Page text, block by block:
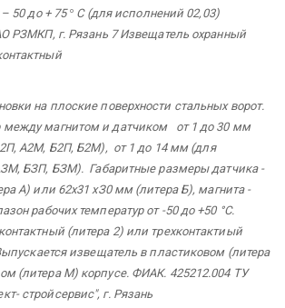
50 до + 75° С (для исполнений 02,03)
РЗМКП, г. Рязань 7 Извещатель охранный
на плоские поверхности стальных ворот.
магнитом и датчиком от 1 до 30 мм
А2М, Б2П, Б2М), от 1 до 14 мм (для
БЗП, БЗМ). Габаритные размеры датчика -
А) или 62х31 хЗ0 мм (литера Б), магнита -
рабочих температур от -50 до +50 °С.
(литера 2) или трехконтактиый
извещатель в пластиковом (литера
(литера М) корпусе. ФИАК. 425212.004 ТУ
стройсервис", г. Рязань